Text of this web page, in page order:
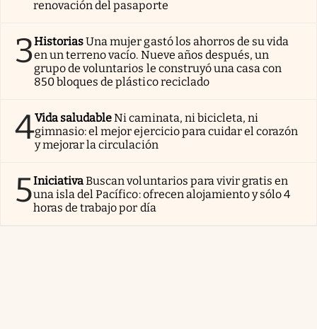
renovación del pasaporte
3HistoriasUna mujer gastó los ahorros de su vida
en un terreno vacío. Nueve años después, un
grupo de voluntarios le construyó una casa con
850 bloques de plástico reciclado
4Vida saludableNi caminata, ni bicicleta, ni
gimnasio: el mejor ejercicio para cuidar el corazón
y mejorar la circulación
5IniciativaBuscan voluntarios para vivir gratis en
una isla del Pacífico: ofrecen alojamiento y sólo 4
horas de trabajo por día